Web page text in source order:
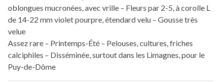
oblongues mucronées, avec vrille – Fleurs par 2-5, à corolle L
de 14-22 mm violet pourpre, étendard velu – Gousse très
velue
Assez rare – Printemps-Été – Pelouses, cultures, friches
calciphiles – Disséminée, surtout dans les Limagnes, pour le
Puy-de-Dôme